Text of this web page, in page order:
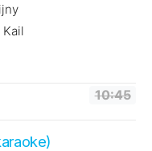
10:45